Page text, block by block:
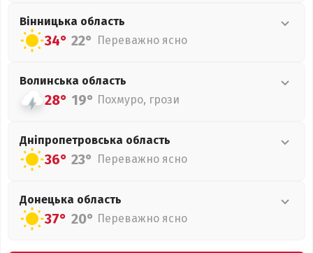
Вінницька область
34° 22° Переважно ясно
Волинська область
28° 19° Похмуро, грози
Дніпропетровська область
36° 23° Переважно ясно
Донецька область
37° 20° Переважно ясно